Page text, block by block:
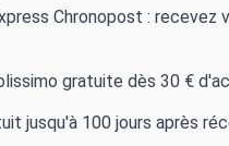
Chronopost :
gratuite dès 30 €
jusqu'à 100 jours après